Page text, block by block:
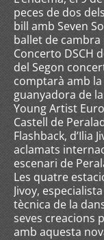
peces de dos
bill amb Seven
ballet de
Concerto DSCH
del Segon
comptarà amb
guanyadora de
Young Artist
Castell de
Flashback, d’Ilia
aclamats
escenari de
Les quatre
Jivoy,
tècnica de la
seves creacions
amb aquesta